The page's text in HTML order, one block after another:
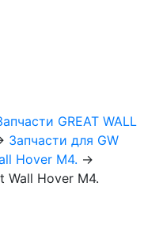
GREAT WALL
Запчасти для GW
Hover M4. →
Wall Hover M4.